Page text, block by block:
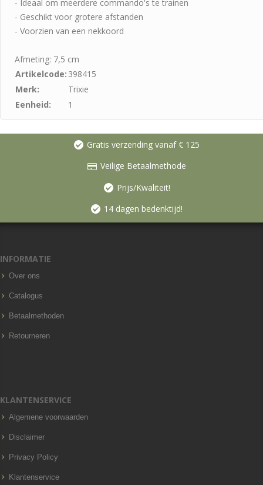
- Ideaal om meerdere commando's te trainen
- Geschikt voor grotere afstanden
- Voorzien van een nekkoord
Afmeting: 7,5 cm
Artikelcode: 398415
Merk:
Trixie
Eenheid:
1
Gratis verzending vanaf € 125
Veilige Betaalmethode
Prijs/Kwaliteit!
14 dagen bedenktijd!
INFORMATIE
Over ons
Catalogus
Betaalmethoden
Retourneren
KLANTENSERVICE
Algemene voorwaarden
Disclaimer
Privacy Policy
Klantenservice